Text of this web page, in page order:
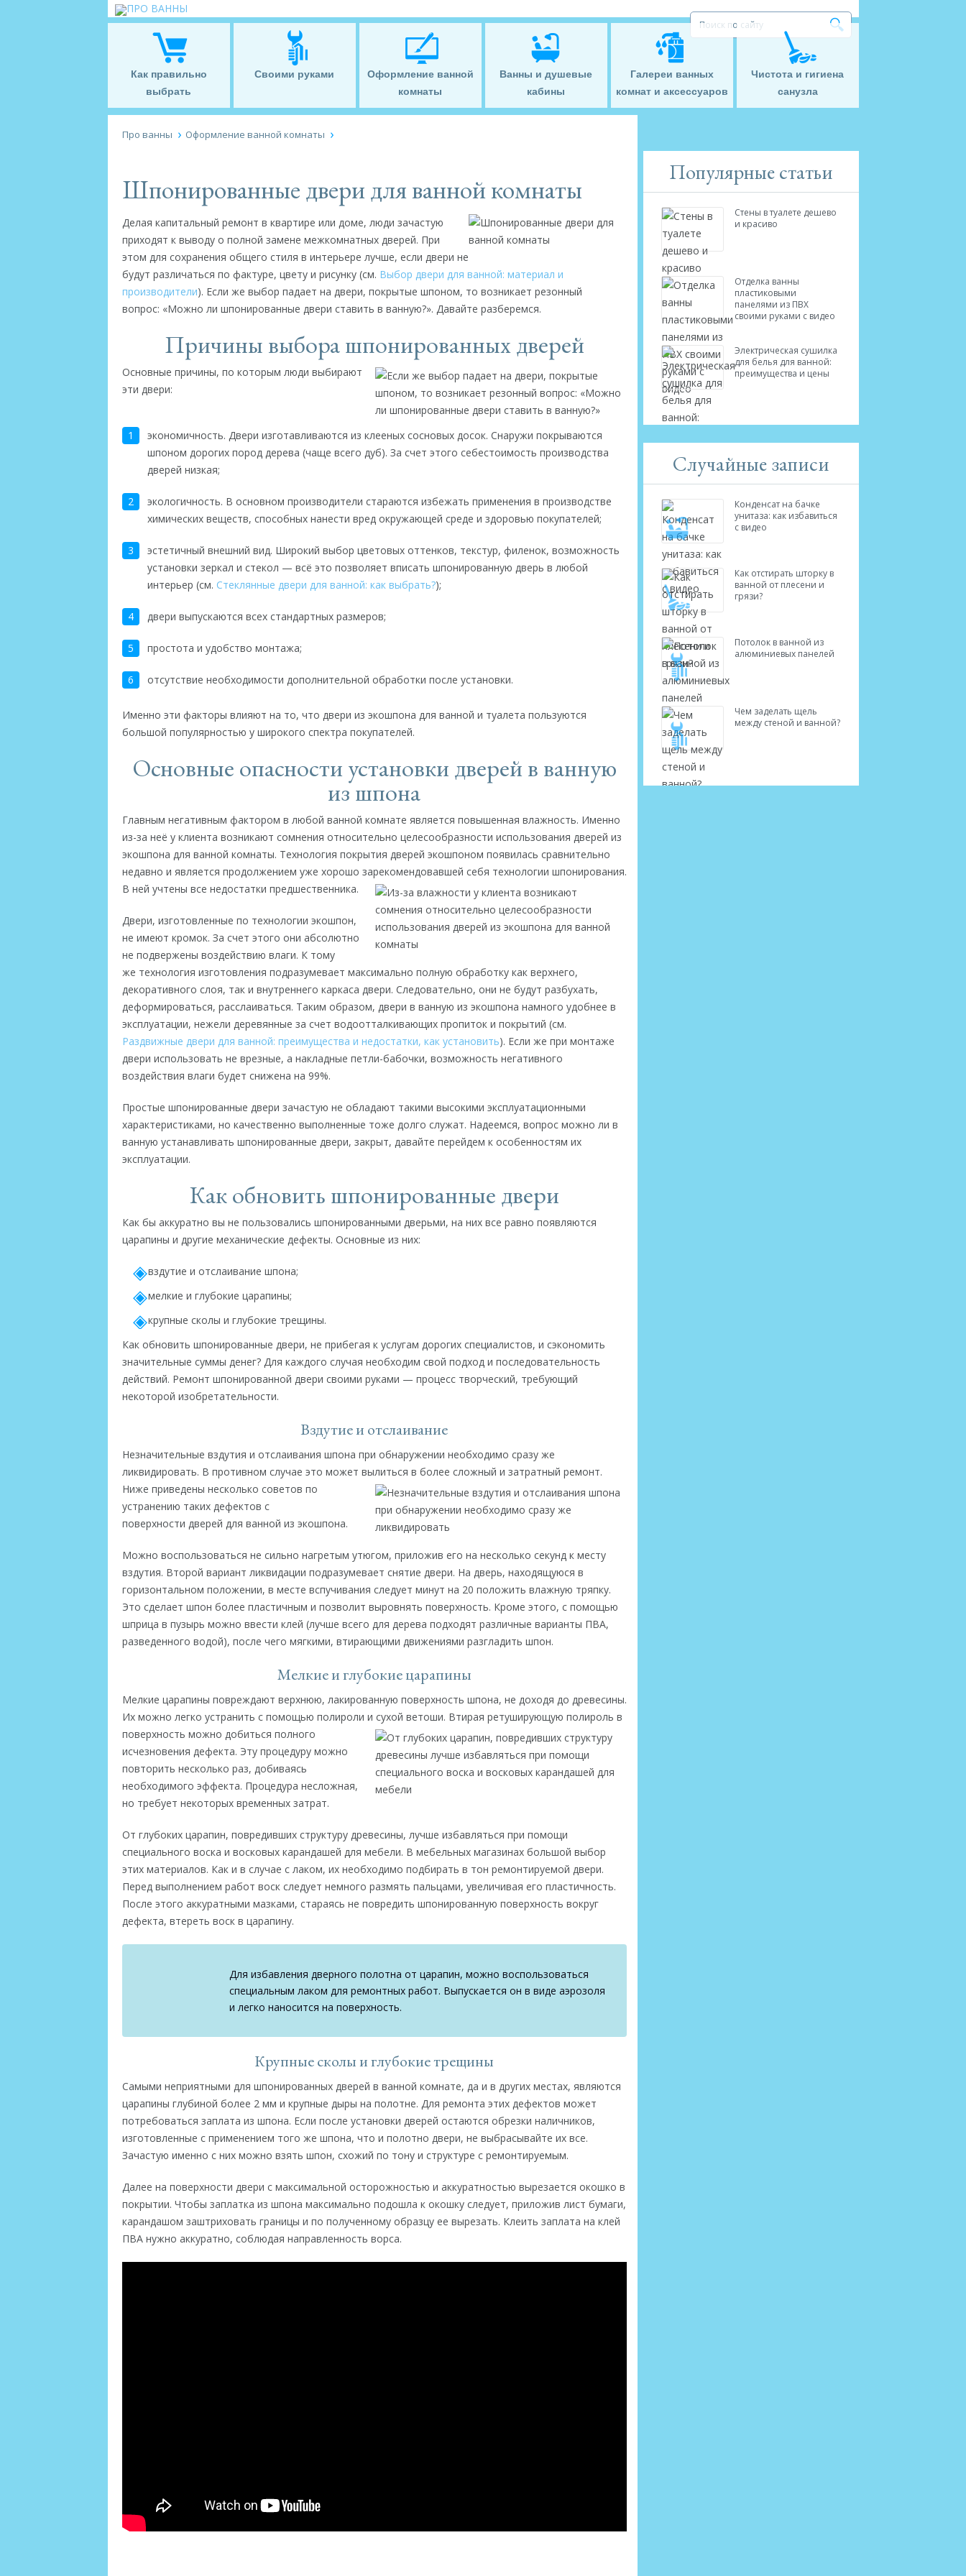
Как правильно
выбрать
Своими руками
Оформление ванной
комнаты
Ванны и душевые
кабины
Галереи ванных
комнат и аксессуаров
Чистота и гигиена
санузла
Про ванны Оформление ванной комнаты
Шпонированные двери для ванной комнаты
Делая капитальный ремонт в квартире или доме, люди зачастую
приходят к выводу о полной замене межкомнатных дверей. При
этом для сохранения общего стиля в интерьере лучше, если двери не
будут различаться по фактуре, цвету и рисунку (см. Выбор двери для ванной: материал и
производители). Если же выбор падает на двери, покрытые шпоном, то возникает резонный
вопрос: «Можно ли шпонированные двери ставить в ванную?». Давайте разберемся.
Причины выбора шпонированных дверей
Основные причины, по которым люди выбирают
эти двери:
экономичность. Двери изготавливаются из клееных сосновых досок. Снаружи покрываются
шпоном дорогих пород дерева (чаще всего дуб). За счет этого себестоимость производства
дверей низкая;
экологичность. В основном производители стараются избежать применения в производстве
химических веществ, способных нанести вред окружающей среде и здоровью покупателей;
эстетичный внешний вид. Широкий выбор цветовых оттенков, текстур, филенок, возможность
установки зеркал и стекол — всё это позволяет вписать шпонированную дверь в любой
интерьер (см. Стеклянные двери для ванной: как выбрать?);
двери выпускаются всех стандартных размеров;
простота и удобство монтажа;
отсутствие необходимости дополнительной обработки после установки.
Именно эти факторы влияют на то, что двери из экошпона для ванной и туалета пользуются
большой популярностью у широкого спектра покупателей.
Основные опасности установки дверей в ванную
из шпона
Главным негативным фактором в любой ванной комнате является повышенная влажность. Именно
из-за неё у клиента возникают сомнения относительно целесообразности использования дверей из
экошпона для ванной комнаты. Технология покрытия дверей экошпоном появилась сравнительно
недавно и является продолжением уже хорошо зарекомендовавшей себя технологии шпонирования.
В ней учтены все недостатки предшественника.
Двери, изготовленные по технологии экошпон,
не имеют кромок. За счет этого они абсолютно
не подвержены воздействию влаги. К тому
же технология изготовления подразумевает максимально полную обработку как верхнего,
декоративного слоя, так и внутреннего каркаса двери. Следовательно, они не будут разбухать,
деформироваться, расслаиваться. Таким образом, двери в ванную из экошпона намного удобнее в
эксплуатации, нежели деревянные за счет водоотталкивающих пропиток и покрытий (см.
Раздвижные двери для ванной: преимущества и недостатки, как установить). Если же при монтаже
двери использовать не врезные, а накладные петли-бабочки, возможность негативного
воздействия влаги будет снижена на 99%.
Простые шпонированные двери зачастую не обладают такими высокими эксплуатационными
характеристиками, но качественно выполненные тоже долго служат. Надеемся, вопрос можно ли в
ванную устанавливать шпонированные двери, закрыт, давайте перейдем к особенностям их
эксплуатации.
Как обновить шпонированные двери
Как бы аккуратно вы не пользовались шпонированными дверьми, на них все равно появляются
царапины и другие механические дефекты. Основные из них:
вздутие и отслаивание шпона;
мелкие и глубокие царапины;
крупные сколы и глубокие трещины.
Как обновить шпонированные двери, не прибегая к услугам дорогих специалистов, и сэкономить
значительные суммы денег? Для каждого случая необходим свой подход и последовательность
действий. Ремонт шпонированной двери своими руками — процесс творческий, требующий
некоторой изобретательности.
Вздутие и отслаивание
Незначительные вздутия и отслаивания шпона при обнаружении необходимо сразу же
ликвидировать. В противном случае это может вылиться в более сложный и затратный ремонт.
Ниже приведены несколько советов по
устранению таких дефектов с
поверхности дверей для ванной из экошпона.
Можно воспользоваться не сильно нагретым утюгом, приложив его на несколько секунд к месту
вздутия. Второй вариант ликвидации подразумевает снятие двери. На дверь, находящуюся в
горизонтальном положении, в месте вспучивания следует минут на 20 положить влажную тряпку.
Это сделает шпон более пластичным и позволит выровнять поверхность. Кроме этого, с помощью
шприца в пузырь можно ввести клей (лучше всего для дерева подходят различные варианты ПВА,
разведенного водой), после чего мягкими, втирающими движениями разгладить шпон.
Мелкие и глубокие царапины
Мелкие царапины повреждают верхнюю, лакированную поверхность шпона, не доходя до древесины.
Их можно легко устранить с помощью полироли и сухой ветоши. Втирая ретуширующую полироль в
поверхность можно добиться полного
исчезновения дефекта. Эту процедуру можно
повторить несколько раз, добиваясь
необходимого эффекта. Процедура несложная,
но требует некоторых временных затрат.
От глубоких царапин, повредивших структуру древесины, лучше избавляться при помощи
специального воска и восковых карандашей для мебели. В мебельных магазинах большой выбор
этих материалов. Как и в случае с лаком, их необходимо подбирать в тон ремонтируемой двери.
Перед выполнением работ воск следует немного размять пальцами, увеличивая его пластичность.
После этого аккуратными мазками, стараясь не повредить шпонированную поверхность вокруг
дефекта, втереть воск в царапину.
Для избавления дверного полотна от царапин, можно воспользоваться
специальным лаком для ремонтных работ. Выпускается он в виде аэрозоля
и легко наносится на поверхность.
Крупные сколы и глубокие трещины
Самыми неприятными для шпонированных дверей в ванной комнате, да и в других местах, являются
царапины глубиной более 2 мм и крупные дыры на полотне. Для ремонта этих дефектов может
потребоваться заплата из шпона. Если после установки дверей остаются обрезки наличников,
изготовленные с применением того же шпона, что и полотно двери, не выбрасывайте их все.
Зачастую именно с них можно взять шпон, схожий по тону и структуре с ремонтируемым.
Далее на поверхности двери с максимальной осторожностью и аккуратностью вырезается окошко в
покрытии. Чтобы заплатка из шпона максимально подошла к окошку следует, приложив лист бумаги,
карандашом заштриховать границы и по полученному образцу ее вырезать. Клеить заплата на клей
ПВА нужно аккуратно, соблюдая направленность ворса.
Популярные статьи
Стены в туалете дешево
и красиво
Отделка ванны
пластиковыми
панелями из ПВХ
своими руками с видео
Электрическая сушилка
для белья для ванной:
преимущества и цены
Случайные записи
Конденсат на бачке
унитаза: как избавиться
с видео
Как отстирать шторку в
ванной от плесени и
грязи?
Потолок в ванной из
алюминиевых панелей
Чем заделать щель
между стеной и ванной?